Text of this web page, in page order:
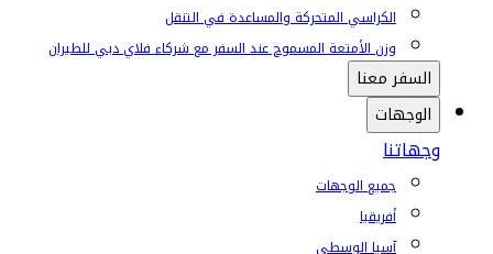
الكراسي المتحركة والمساعدة في التنقل
وزن الأمتعة المسموح عند السفر مع شركاء فلاي دبي للطيران
السفر معنا
الوجهات
وجهاتنا
جميع الوجهات
أفريقيا
آسيا الوسطى